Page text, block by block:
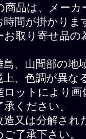
商品は、メー
時間が掛かりま
お取り寄せ品
島、山間部の地
上、色調が異な
ロットにより
ください。
造又は分解され
了承下さい。